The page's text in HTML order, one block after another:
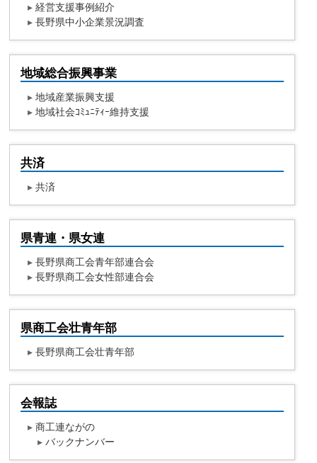
▸経営支援事例紹介
▸長野県中小企業景況調査
地域総合振興事業
▸地域産業振興支援
▸地域社会ｺﾐｭﾆﾃｨｰ維持支援
共済
▸共済
県青連・県女連
▸長野県商工会青年部連合会
▸長野県商工会女性部連合会
県商工会壮青年部
▸長野県商工会壮青年部
会報誌
▸商工連ながの
▸バックナンバー